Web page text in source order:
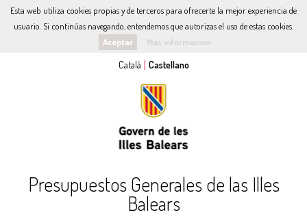
Esta web utiliza cookies propias y de terceros para ofrecerte la mejor experiencia de
usuario. Si continúas navegando, entendemos que autorizas el uso de estas cookies.
Aceptar
Más información
Presupuestos Generales de las Illes
Balears